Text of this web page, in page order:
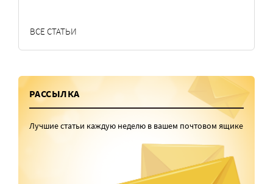
ВСЕ СТАТЬИ
РАССЫЛКА
Лучшие статьи каждую неделю в вашем почтовом ящике